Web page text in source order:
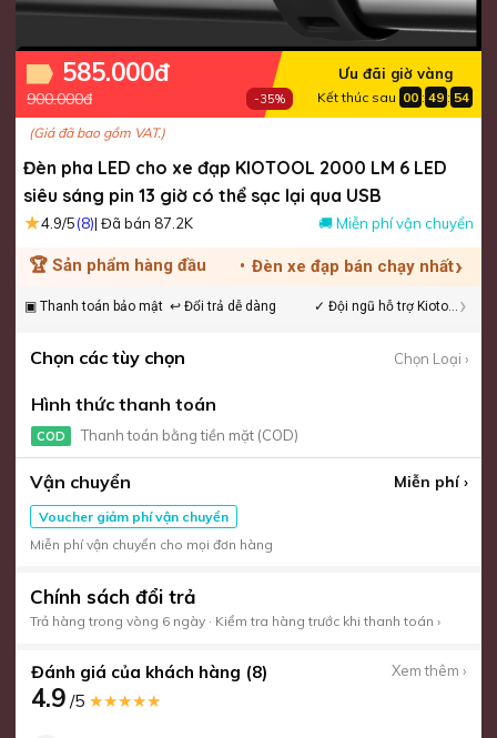
585.000đ
900.000đ -35%
Ưu đãi giờ vàng
Kết thúc sau 00 : 49 : 54
(Giá đã bao gồm VAT.)
Đèn pha LED cho xe đạp KIOTOOL 2000 LM 6 LED
siêu sáng pin 13 giờ có thể sạc lại qua USB
★4.9/5(8)| Đã bán 87.2K 🚚 Miễn phí vận chuyển
🏆 Sản phẩm hàng đầu • Đèn xe đạp bán chạy nhất›
▣ Thanh toán bảo mật ↩ Đổi trả dễ dàng ✓ Đội ngũ hỗ trợ Kiotool ›
Chọn các tùy chọn Chọn Loại ›
Hình thức thanh toán
COD Thanh toán bằng tiền mặt (COD)
Vận chuyển Miễn phí ›
Voucher giảm phí vận chuyển
Miễn phí vận chuyển cho mọi đơn hàng
Chính sách đổi trả
Trả hàng trong vòng 6 ngày · Kiểm tra hàng trước khi thanh toán ›
Đánh giá của khách hàng (8) Xem thêm ›
4.9 /5 ★★★★★